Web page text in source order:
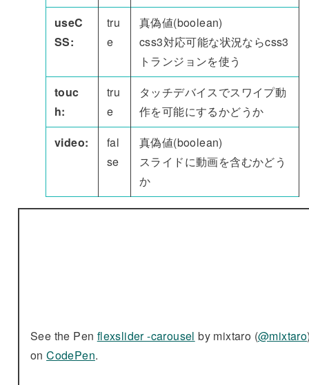
useC
SS:
tru
e
真偽値(boolean)
css3対応可能な状況ならcss3
トランジョンを使う
touc
h:
tru
e
タッチデバイスでスワイプ動
作を可能にするかどうか
video:
fal
se
真偽値(boolean)
スライドに動画を含むかどう
か
See the Pen flexslider -carousel by mixtaro (@mixtaro
onCodePen.